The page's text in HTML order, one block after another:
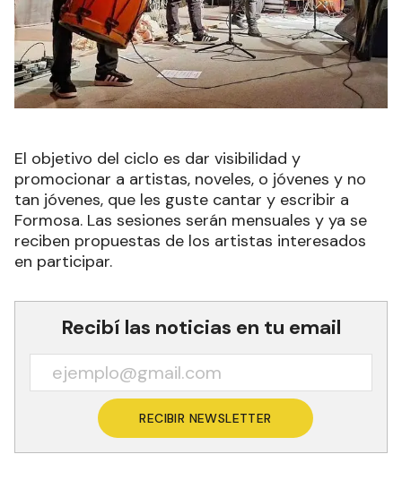
El objetivo del ciclo es dar visibilidad y
promocionar a artistas, noveles, o jóvenes y no
tan jóvenes, que les guste cantar y escribir a
Formosa. Las sesiones serán mensuales y ya se
reciben propuestas de los artistas interesados
en participar.
Recibí las noticias en tu email
RECIBIR NEWSLETTER